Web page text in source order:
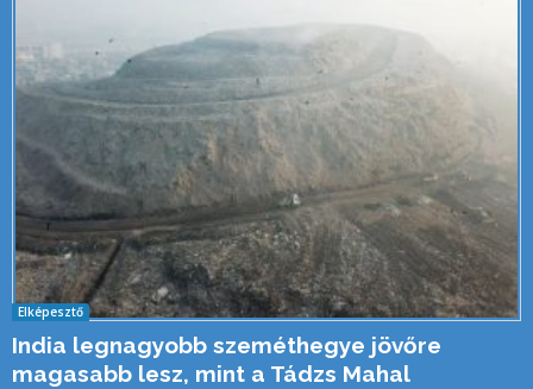
Elképesztő
India legnagyobb szeméthegye jövőre
magasabb lesz, mint a Tádzs Mahal